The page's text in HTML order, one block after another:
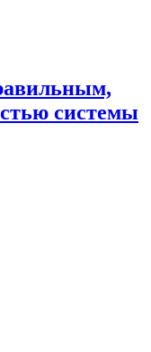
системы